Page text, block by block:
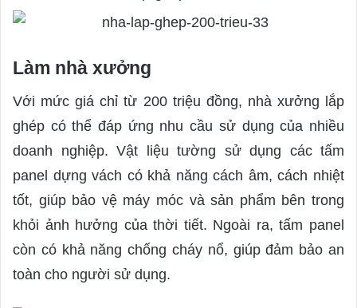
Làm nhà xưởng
Với mức giá chỉ từ 200 triệu đồng, nhà xưởng lắp
ghép có thể đáp ứng nhu cầu sử dụng của nhiều
doanh nghiệp. Vật liệu tường sử dụng các tấm
panel dựng vách có khả năng cách âm, cách nhiệt
tốt, giúp bảo vệ máy móc và sản phẩm bên trong
khỏi ảnh hưởng của thời tiết. Ngoài ra, tấm panel
còn có khả năng chống cháy nổ, giúp đảm bảo an
toàn cho người sử dụng.